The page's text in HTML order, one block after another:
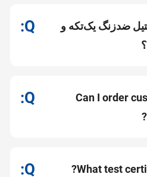
ضدزنگ یک‌تکه و
Can I order
What test